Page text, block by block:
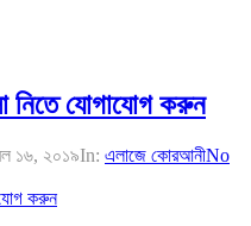
নিতে যোগাযোগ করুন
১৬, ২০১৯In: এলাজে কোরআনীNo